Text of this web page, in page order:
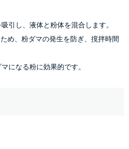
引し、液体と粉体を混合します。
になる粉に効果的です。